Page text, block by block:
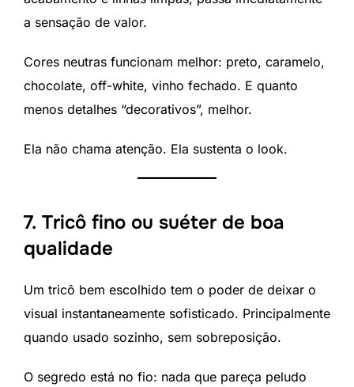
a sensação de valor.
Cores neutras funcionam melhor: preto, caramelo,
chocolate, off-white, vinho fechado. E quanto
menos detalhes “decorativos”, melhor.
Ela não chama atenção. Ela sustenta o look.
7. Tricô fino ou suéter de boa
qualidade
Um tricô bem escolhido tem o poder de deixar o
visual instantaneamente sofisticado. Principalmente
quando usado sozinho, sem sobreposição.
O segredo está no fio: nada que pareça peludo